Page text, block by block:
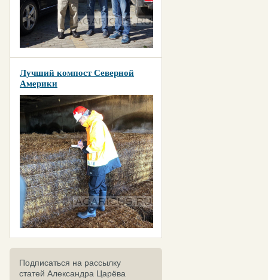
Лучший компост Северной
Америки
Подписаться на рассылку
статей Александра Царёва